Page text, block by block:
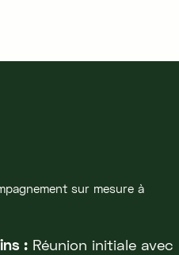
sur mesure à
: Réunion initiale avec